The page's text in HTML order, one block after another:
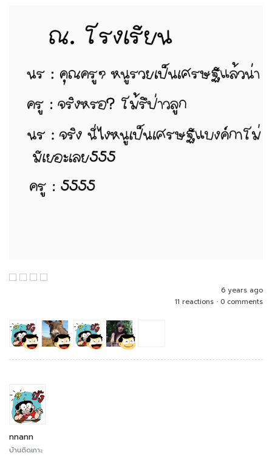
6 years ago
11 reactions • 0 comments
nnann
บ้านติดเกาะ